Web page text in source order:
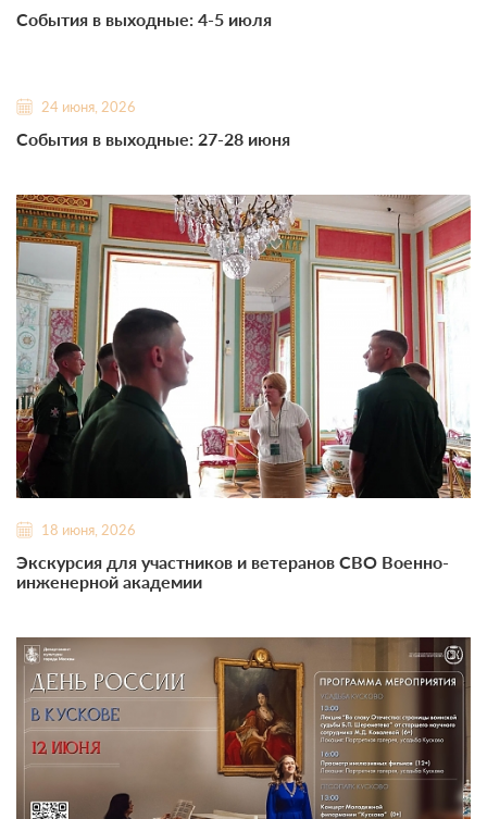
События в выходные: 4-5 июля
24 июня, 2026
События в выходные: 27-28 июня
18 июня, 2026
Экскурсия для участников и ветеранов СВО Военно-
инженерной академии